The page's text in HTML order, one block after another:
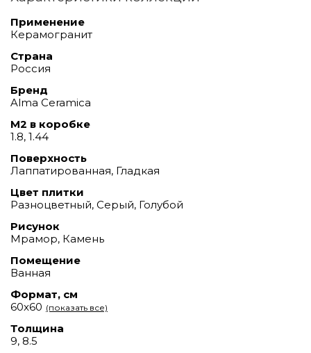
Применение
Керамогранит
Страна
Россия
Бренд
Alma Ceramica
М2 в коробке
1.8, 1.44
Поверхность
Лаппатированная, Гладкая
Цвет плитки
Разноцветный, Серый, Голубой
Рисунок
Мрамор, Камень
Помещение
Ванная
Формат, см
60x60 (показать все)
Толщина
9, 8.5